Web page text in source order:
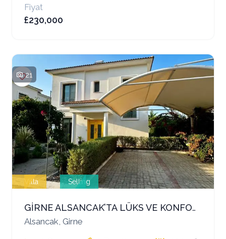
Fiyat
£230,000
21
Villa Selling
GİRNE ALSANCAK’TA LÜKS VE KONFORU BİR ARADA SUNAN SATILIK 3+1 VİLLA
Alsancak, Girne